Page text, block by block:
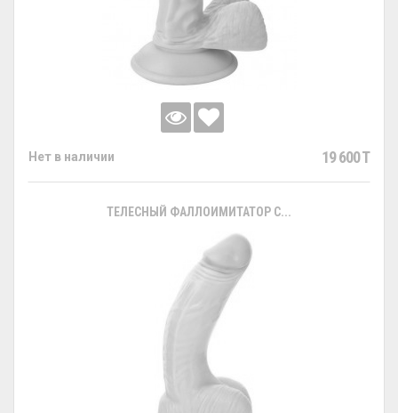
Нет в наличии 19 600 T
ТЕЛЕСНЫЙ ФАЛЛОИМИТАТОР С...